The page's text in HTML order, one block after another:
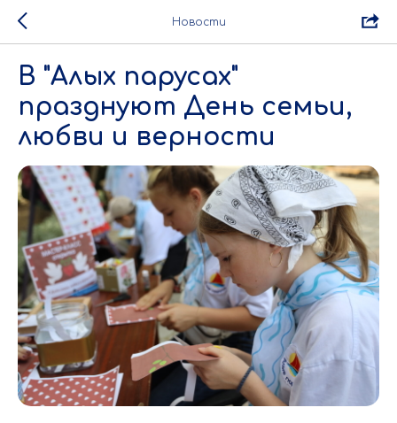
Новости
В "Алых парусах"
празднуют День семьи,
любви и верности